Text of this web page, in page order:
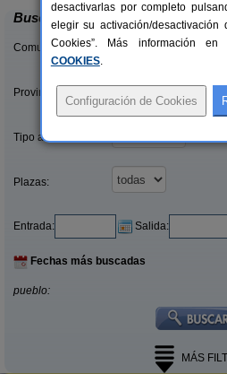
Buscar
Comunidades:
Provincias/Islas:
Tipo alquiler:
Plazas:
Entrada: Salida:
Fechas más buscadas
pueblo:
MÁS
desactivarlas por completo
elegir su activación/desactivación
Cookies”. Más información en
COOKIES.